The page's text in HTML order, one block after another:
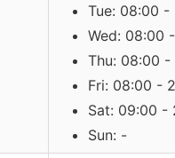
Tue: 08:00 -
Wed: 08:00
Thu: 08:00 -
Fri: 08:00 -
Sat: 09:00 -
Sun: -